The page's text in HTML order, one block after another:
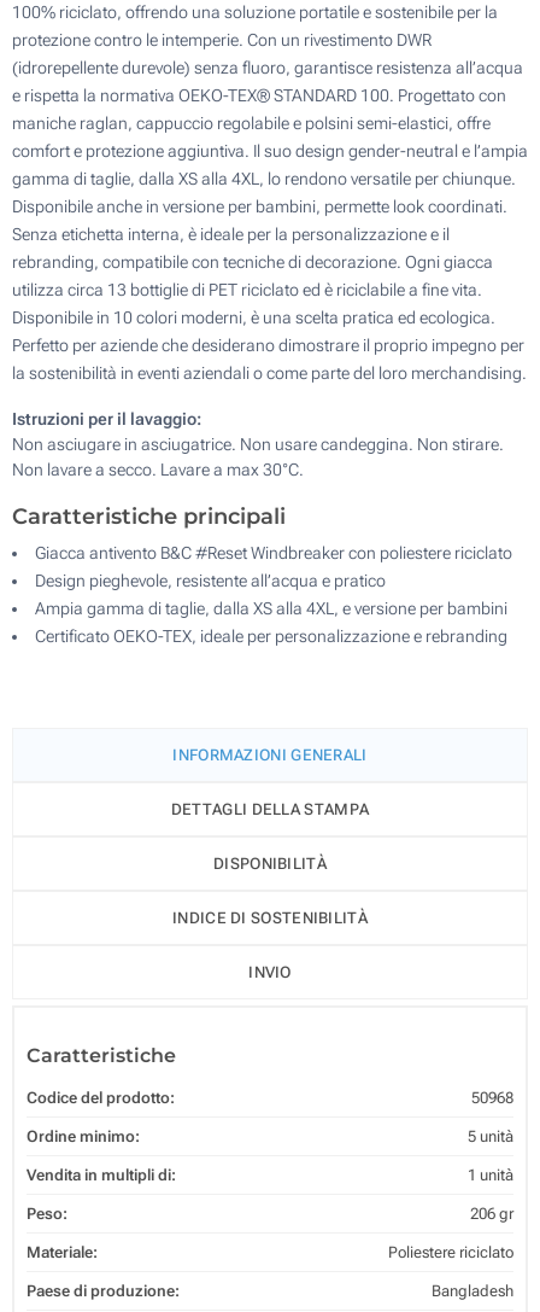
100% riciclato, offrendo una soluzione portatile e sostenibile per la
protezione contro le intemperie. Con un rivestimento DWR
(idrorepellente durevole) senza fluoro, garantisce resistenza all’acqua
e rispetta la normativa OEKO-TEX® STANDARD 100. Progettato con
maniche raglan, cappuccio regolabile e polsini semi-elastici, offre
comfort e protezione aggiuntiva. Il suo design gender-neutral e l’ampia
gamma di taglie, dalla XS alla 4XL, lo rendono versatile per chiunque.
Disponibile anche in versione per bambini, permette look coordinati.
Senza etichetta interna, è ideale per la personalizzazione e il
rebranding, compatibile con tecniche di decorazione. Ogni giacca
utilizza circa 13 bottiglie di PET riciclato ed è riciclabile a fine vita.
Disponibile in 10 colori moderni, è una scelta pratica ed ecologica.
Perfetto per aziende che desiderano dimostrare il proprio impegno per
la sostenibilità in eventi aziendali o come parte del loro merchandising.
Istruzioni per il lavaggio:
Non asciugare in asciugatrice. Non usare candeggina. Non stirare.
Non lavare a secco. Lavare a max 30°C.
Caratteristiche principali
Giacca antivento B&C #Reset Windbreaker con poliestere riciclato
Design pieghevole, resistente all’acqua e pratico
Ampia gamma di taglie, dalla XS alla 4XL, e versione per bambini
Certificato OEKO-TEX, ideale per personalizzazione e rebranding
INFORMAZIONI GENERALI
DETTAGLI DELLA STAMPA
DISPONIBILITÀ
INDICE DI SOSTENIBILITÀ
INVIO
Caratteristiche
Codice del prodotto: 50968
Ordine minimo: 5 unità
Vendita in multipli di: 1 unità
Peso: 206 gr
Materiale: Poliestere riciclato
Paese di produzione: Bangladesh